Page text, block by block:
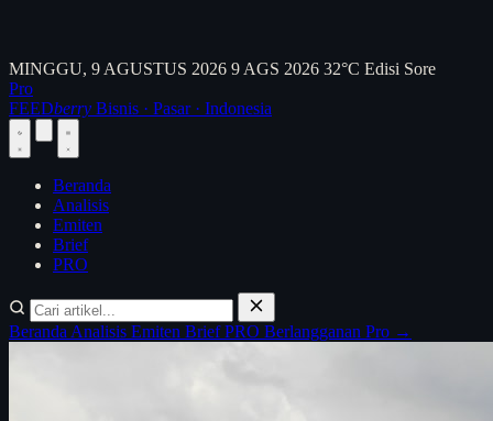
MINGGU, 9 AGUSTUS 2026 9 AGS 2026 32°C Edisi Sore
Pro
FEEDberry Bisnis · Pasar · Indonesia
Beranda
Analisis
Emiten
Brief
PRO
Beranda Analisis Emiten BriefPRO Berlangganan Pro →